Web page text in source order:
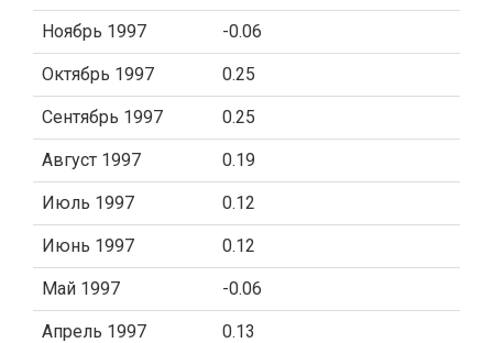
Ноябрь 1997 -0.06
Октябрь 1997 0.25
Сентябрь 1997 0.25
Август 1997 0.19
Июль 1997 0.12
Июнь 1997 0.12
Май 1997 -0.06
Апрель 1997 0.13